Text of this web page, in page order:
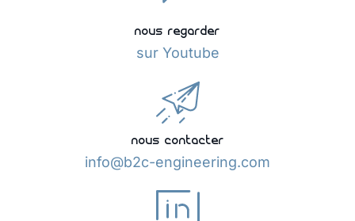
nous regarder
sur Youtube
nous contacter
info@b2c-engineering.com